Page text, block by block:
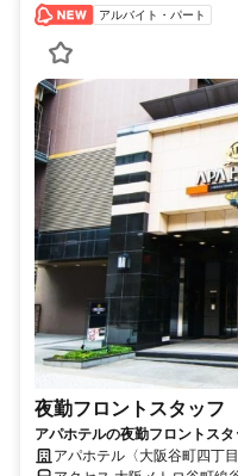
アルバイト・パート
夜勤フロントスタッフ
アパホテルの夜勤フロントス
の夜勤帯でしっかり稼げる
アパホテル〈大阪谷町四丁目